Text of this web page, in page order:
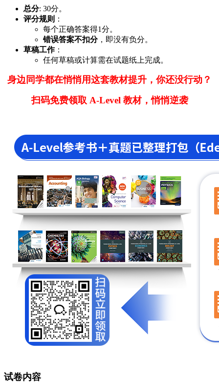
总分: 30分。
评分规则 ：
每个正确答案得1分。
错误答案不扣分，即没有负分。
草稿工作：
任何草稿或计算需在试题纸上完成。
身边同学都在悄悄用这套教材提升，你还没行动？
扫码免费领取 A-Level 教材，悄悄逆袭
试卷内容